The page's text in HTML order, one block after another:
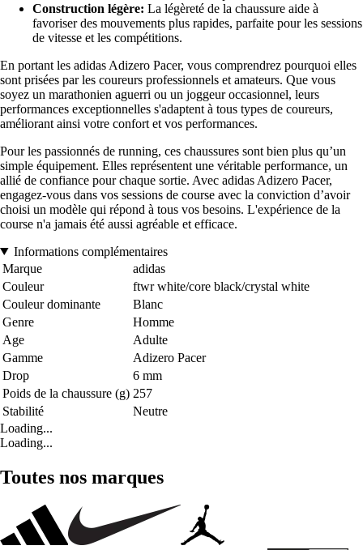
Construction légère: La légèreté de la chaussure aide à
favoriser des mouvements plus rapides, parfaite pour les sessions
de vitesse et les compétitions.
En portant les adidas Adizero Pacer, vous comprendrez pourquoi elles
sont prisées par les coureurs professionnels et amateurs. Que vous
soyez un marathonien aguerri ou un joggeur occasionnel, leurs
performances exceptionnelles s'adaptent à tous types de coureurs,
améliorant ainsi votre confort et vos performances.
Pour les passionnés de running, ces chaussures sont bien plus qu’un
simple équipement. Elles représentent une véritable performance, un
allié de confiance pour chaque sortie. Avec adidas Adizero Pacer,
engagez-vous dans vos sessions de course avec la conviction d’avoir
choisi un modèle qui répond à tous vos besoins. L'expérience de la
course n'a jamais été aussi agréable et efficace.
Informations complémentaires
Marque
adidas
Couleur
ftwr white/core black/crystal white
Couleur dominante
Blanc
Genre
Homme
Age
Adulte
Gamme
Adizero Pacer
Drop
6 mm
Poids de la chaussure (g) 257
Stabilité
Neutre
Loading...
Loading...
Toutes nos marques